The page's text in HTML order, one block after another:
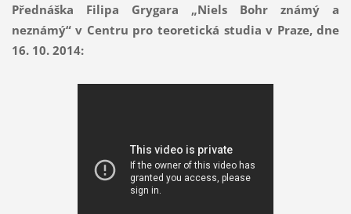
Přednáška Filipa Grygara „Niels Bohr známý a
neznámý“ v Centru pro teoretická studia v Praze, dne
16. 10. 2014: